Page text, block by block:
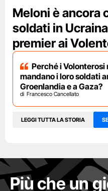
Meloni è ancora
soldati in
premier ai
Perché i Volonterosi
mandano i loro soldati
Groenlandia e a Gaza?
Francesco Cancellato
LEGGI TUTTA LA STORIA
Più che un